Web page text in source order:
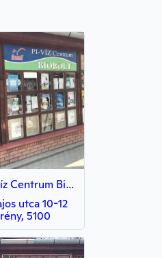
GOING Pi-víz Centrum Biobolt
utca 10-12
5100